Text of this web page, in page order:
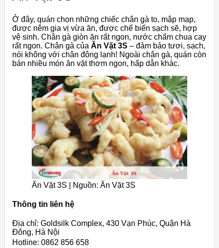
Ở đây, quán chọn những chiếc chân gà to, mập mạp,
được nêm gia vị vừa ăn, được chế biến sạch sẽ, hợp
vệ sinh. Chân gà giòn ăn rất ngon, nước chấm chua cay
rất ngon. Chân gà của Ăn Vặt 3S – đảm bảo tươi, sạch,
nói không với chân đông lạnh! Ngoài chân gà, quán còn
bán nhiều món ăn vặt thơm ngon, hấp dẫn khác.
Ăn Vặt 3S | Nguồn: Ăn Vặt 3S
Thông tin liên hệ
Địa chỉ: Goldsilk Complex, 430 Vạn Phúc, Quận Hà
Đông, Hà Nội
Hotline: 0862 856 658